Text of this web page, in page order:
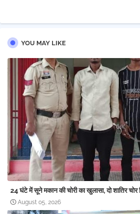
YOU MAY LIKE
24 घंटे में सूने मकान की चोरी का खुलासा, दो शातिर चोर
August 05, 2026